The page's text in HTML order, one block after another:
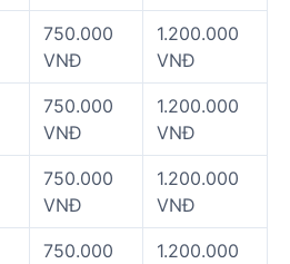
750.000
VNĐ
1.200.000
VNĐ
750.000
VNĐ
1.200.000
VNĐ
750.000
VNĐ
1.200.000
VNĐ
750.000
1.200.000